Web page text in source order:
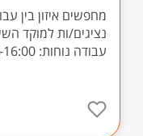
מחפשים איזון בין
נציגים/ות למוקד
עבודה נוחות: 9:00-16:00 / 0...